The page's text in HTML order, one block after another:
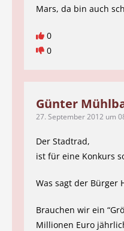
Mars, da bin auch
0
0
Günter
27. September 2012 um
Der Stadtrad,
ist für eine Konkurs
Was sagt der Bürger
Brauchen wir ein
Millionen Euro